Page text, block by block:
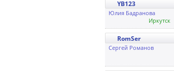
YB123
Юлия Бадранова
Иркутск
RomSer
Сергей Романов